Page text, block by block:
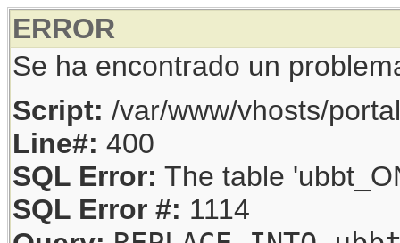
ERROR
Se ha encontrado un
Script: /var/www/vhosts/
Line#: 400
SQL Error: The table
SQL Error #: 1114